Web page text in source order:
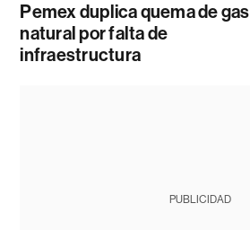
Pemex duplica quema de gas
natural por falta de
infraestructura
PUBLICIDAD